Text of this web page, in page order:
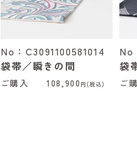
No：C3091100581014
袋帯／瞬きの間
ご購入 108,900 円(税込)
No
袋
ご